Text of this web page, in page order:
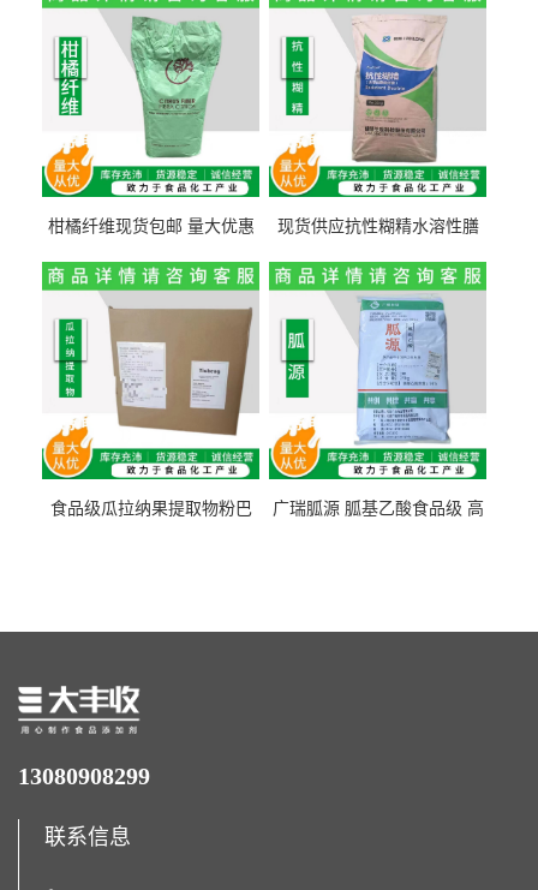
柑橘纤维现货包邮 量大优惠
现货供应抗性糊精水溶性膳
量1kg包邮
食品级瓜拉纳果提取物粉巴
广瑞胍源 胍基乙酸食品级 高
13080908299
联系信息